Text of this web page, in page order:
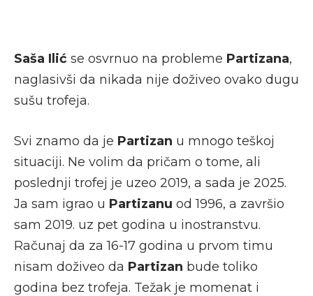
Saša Ilić se osvrnuo na probleme Partizana,
naglasivši da nikada nije doživeo ovako dugu
sušu trofeja.
Svi znamo da je Partizan u mnogo teškoj
situaciji. Ne volim da pričam o tome, ali
poslednji trofej je uzeo 2019, a sada je 2025.
Ja sam igrao u Partizanu od 1996, a završio
sam 2019. uz pet godina u inostranstvu.
Računaj da za 16-17 godina u prvom timu
nisam doživeo da Partizan bude toliko
godina bez trofeja. Težak je momenat i